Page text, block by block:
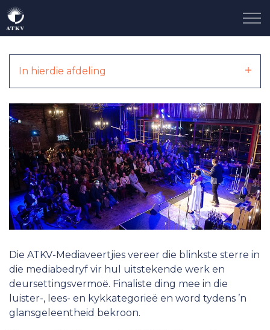
Ons Storie
Neem Deel
Taalgenoot
Sluit Aan
Nuus
Lede
Werk vir die ATKV
Kontak
In hierdie afdeling
Die ATKV-Mediaveertjies vereer die blinkste sterre in
die mediabedryf vir hul uitstekende werk en
deursettingsvermoë. Finaliste ding mee in die
luister-, lees- en kykkategorieë en word tydens ’n
glansgeleentheid bekroon.